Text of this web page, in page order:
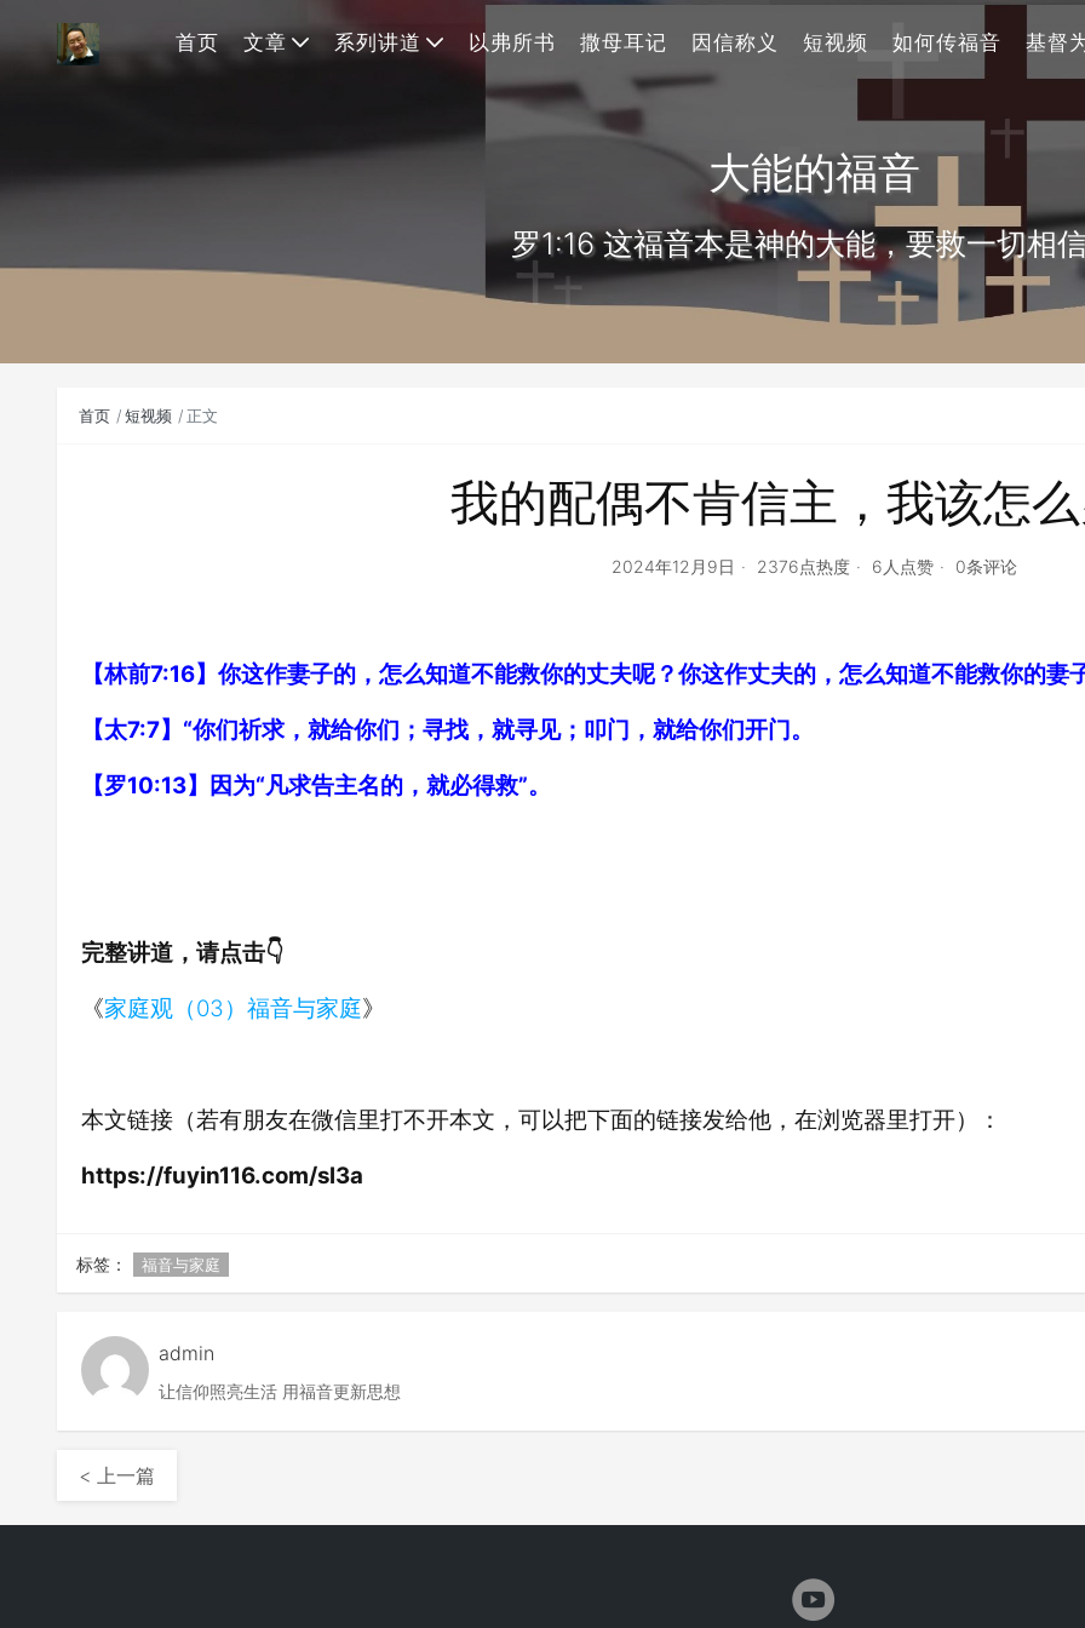
首页 文章 系列讲道 以弗所书 撒母耳记 因信称义 短视频 如何传福音 基督
大能的福音
罗1:16 这福音本是神的大能，要救一切相
首页 短视频 正文
我的配偶不肯信主，我该怎
2024年12月9日 2376点热度 6人点赞 0条评论
【林前7:16】你这作妻子的，怎么知道不能救你的丈夫呢？你这作丈夫的，怎么知道不能救你的妻
【太7:7】“你们祈求，就给你们；寻找，就寻见；叩门，就给你们开门。
【罗10:13】因为“凡求告主名的，就必得救”。
完整讲道，请点击👇
《家庭观（03）福音与家庭》
本文链接（若有朋友在微信里打不开本文，可以把下面的链接发给他，在浏览器里打开）：
https://fuyin116.com/sl3a
标签： 福音与家庭
admin
让信仰照亮生活 用福音更新思想
< 上一篇